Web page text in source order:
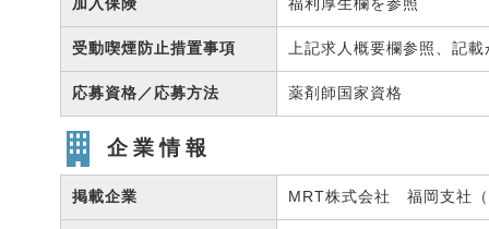
加入保険 福利厚生欄を参照
受動喫煙防止措置事項 上記求人概要欄参照、記
応募資格／応募方法 薬剤師国家資格
企業情報
掲載企業 MRT株式会社 福岡支社